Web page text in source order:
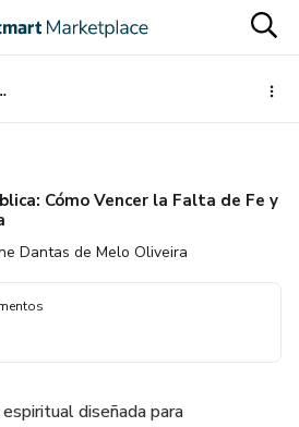
de Fe y la Duda
Cómo Vencer la Falta de Fe y
Dantas de Melo Oliveira
diseñada para